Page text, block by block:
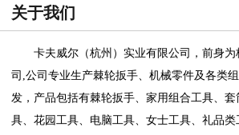
关于我们
卡夫威尔（杭州）实业有限公司，前身
司,公司专业生产棘轮扳手、机械零件及各类
发，产品包括有棘轮扳手、家用组合工具、套
具、花园工具、电脑工具、女士工具、礼品